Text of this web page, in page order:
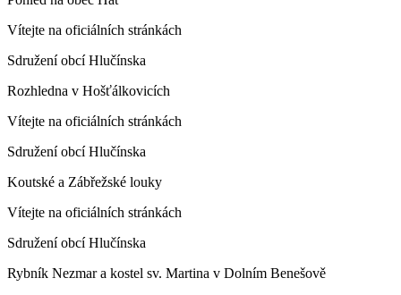
Vítejte na oficiálních stránkách
Sdružení obcí Hlučínska
Rozhledna v Hošťálkovicích
Vítejte na oficiálních stránkách
Sdružení obcí Hlučínska
Koutské a Zábřežské louky
Vítejte na oficiálních stránkách
Sdružení obcí Hlučínska
Rybník Nezmar a kostel sv. Martina v Dolním Benešově